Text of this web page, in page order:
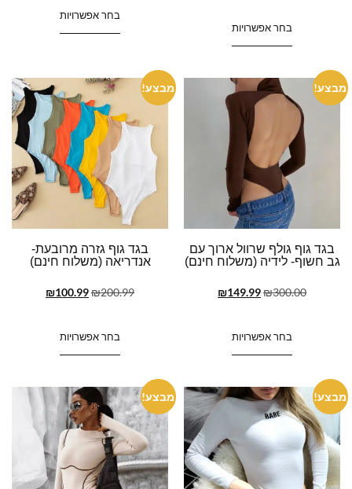
בחר אפשרויות
בחר אפשרויות
מבצע!
בגד גוף גולף שרוול ארוך עם
גב חשוף- לידיה (משלוח חינם)
₪300.00
₪149.99
בחר אפשרויות
מבצע!
בגד גוף גזרה מרובעת-
אנדריאה (משלוח חינם)
₪200.99
₪100.99
בחר אפשרויות
מבצע! מבצע!